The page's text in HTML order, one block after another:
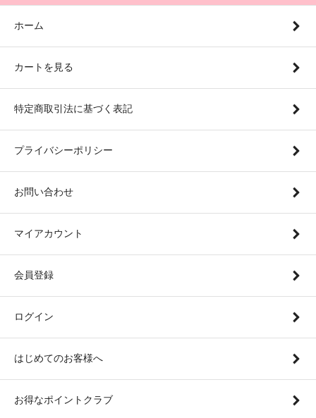
ホーム
カートを見る
特定商取引法に基づく表記
プライバシーポリシー
お問い合わせ
マイアカウント
会員登録
ログイン
はじめてのお客様へ
お得なポイントクラブ